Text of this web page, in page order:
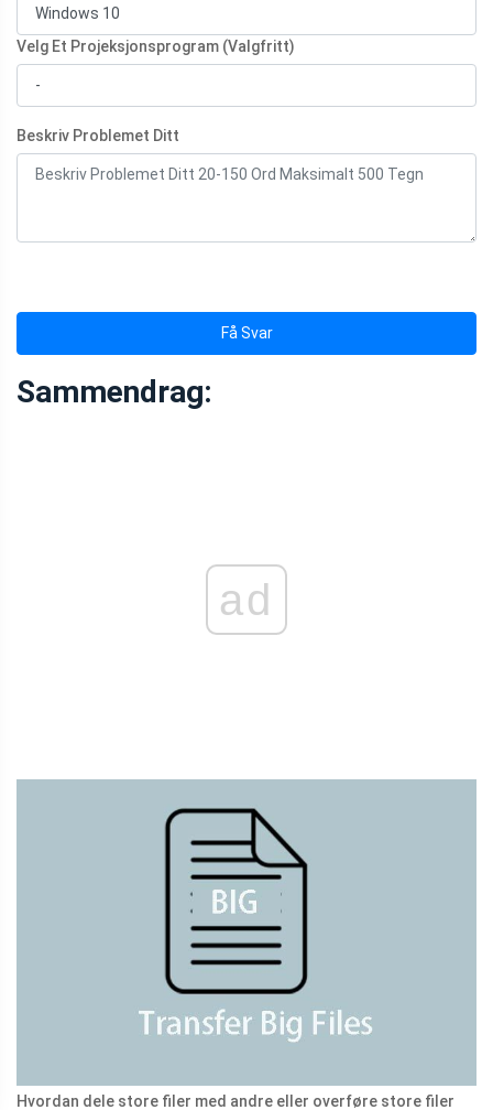
Velg Et Projeksjonsprogram (Valgfritt)
Beskriv Problemet Ditt
Få Svar
Sammendrag:
ad
Hvordan dele store filer med andre eller overføre store filer